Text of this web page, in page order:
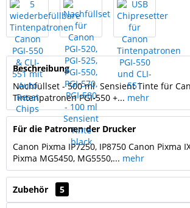
Beschreibung
Nachfüllset - 500 ml Sensient Tinte für
Tintenpatronen PGI-550 +... mehr
Für die Patronen der Drucker
Canon Pixma IP7250, IP8750 Canon Pixma
Pixma MG5450, MG5550,... mehr
Zubehör 5